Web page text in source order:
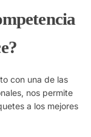
con una de las
nos permite
a los mejores